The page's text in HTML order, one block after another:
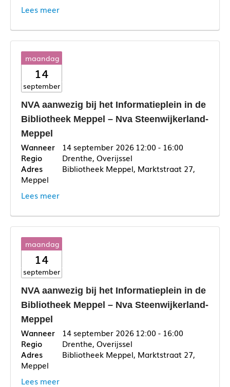
Lees meer
maandag
14
september
NVA aanwezig bij het Informatieplein in de
Bibliotheek Meppel – Nva Steenwijkerland-
Meppel
14 september 2026 12:00 - 16:00
Drenthe, Overijssel
Bibliotheek Meppel, Marktstraat 27,
Meppel
Lees meer
maandag
14
september
NVA aanwezig bij het Informatieplein in de
Bibliotheek Meppel – Nva Steenwijkerland-
Meppel
14 september 2026 12:00 - 16:00
Drenthe, Overijssel
Bibliotheek Meppel, Marktstraat 27,
Meppel
Lees meer